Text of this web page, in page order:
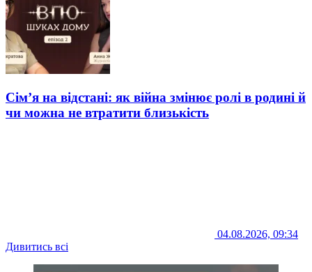
Сім’я на відстані: як війна змінює ролі в родині й
чи можна не втратити близькість
04.08.2026, 09:34
Дивитись всі